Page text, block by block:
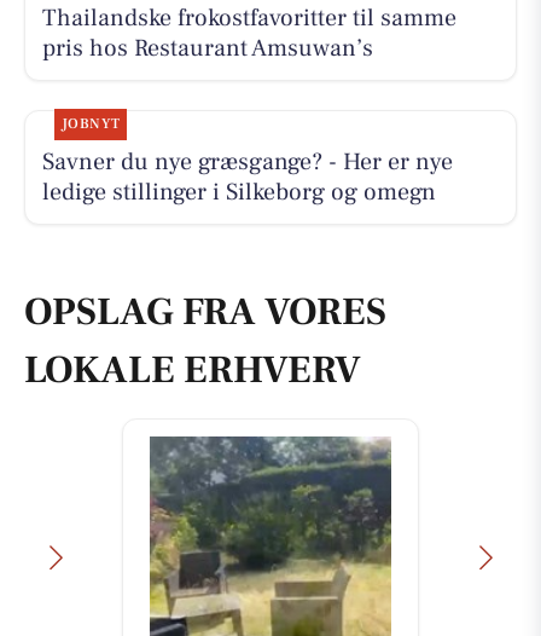
Thailandske frokostfavoritter til samme
pris hos Restaurant Amsuwan’s
JOBNYT
Savner du nye græsgange? - Her er nye
ledige stillinger i Silkeborg og omegn
OPSLAG FRA VORES
LOKALE ERHVERV